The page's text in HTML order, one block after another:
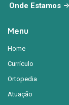
Onde Estamos
Menu
Home
Currículo
Ortopedia
Atuação